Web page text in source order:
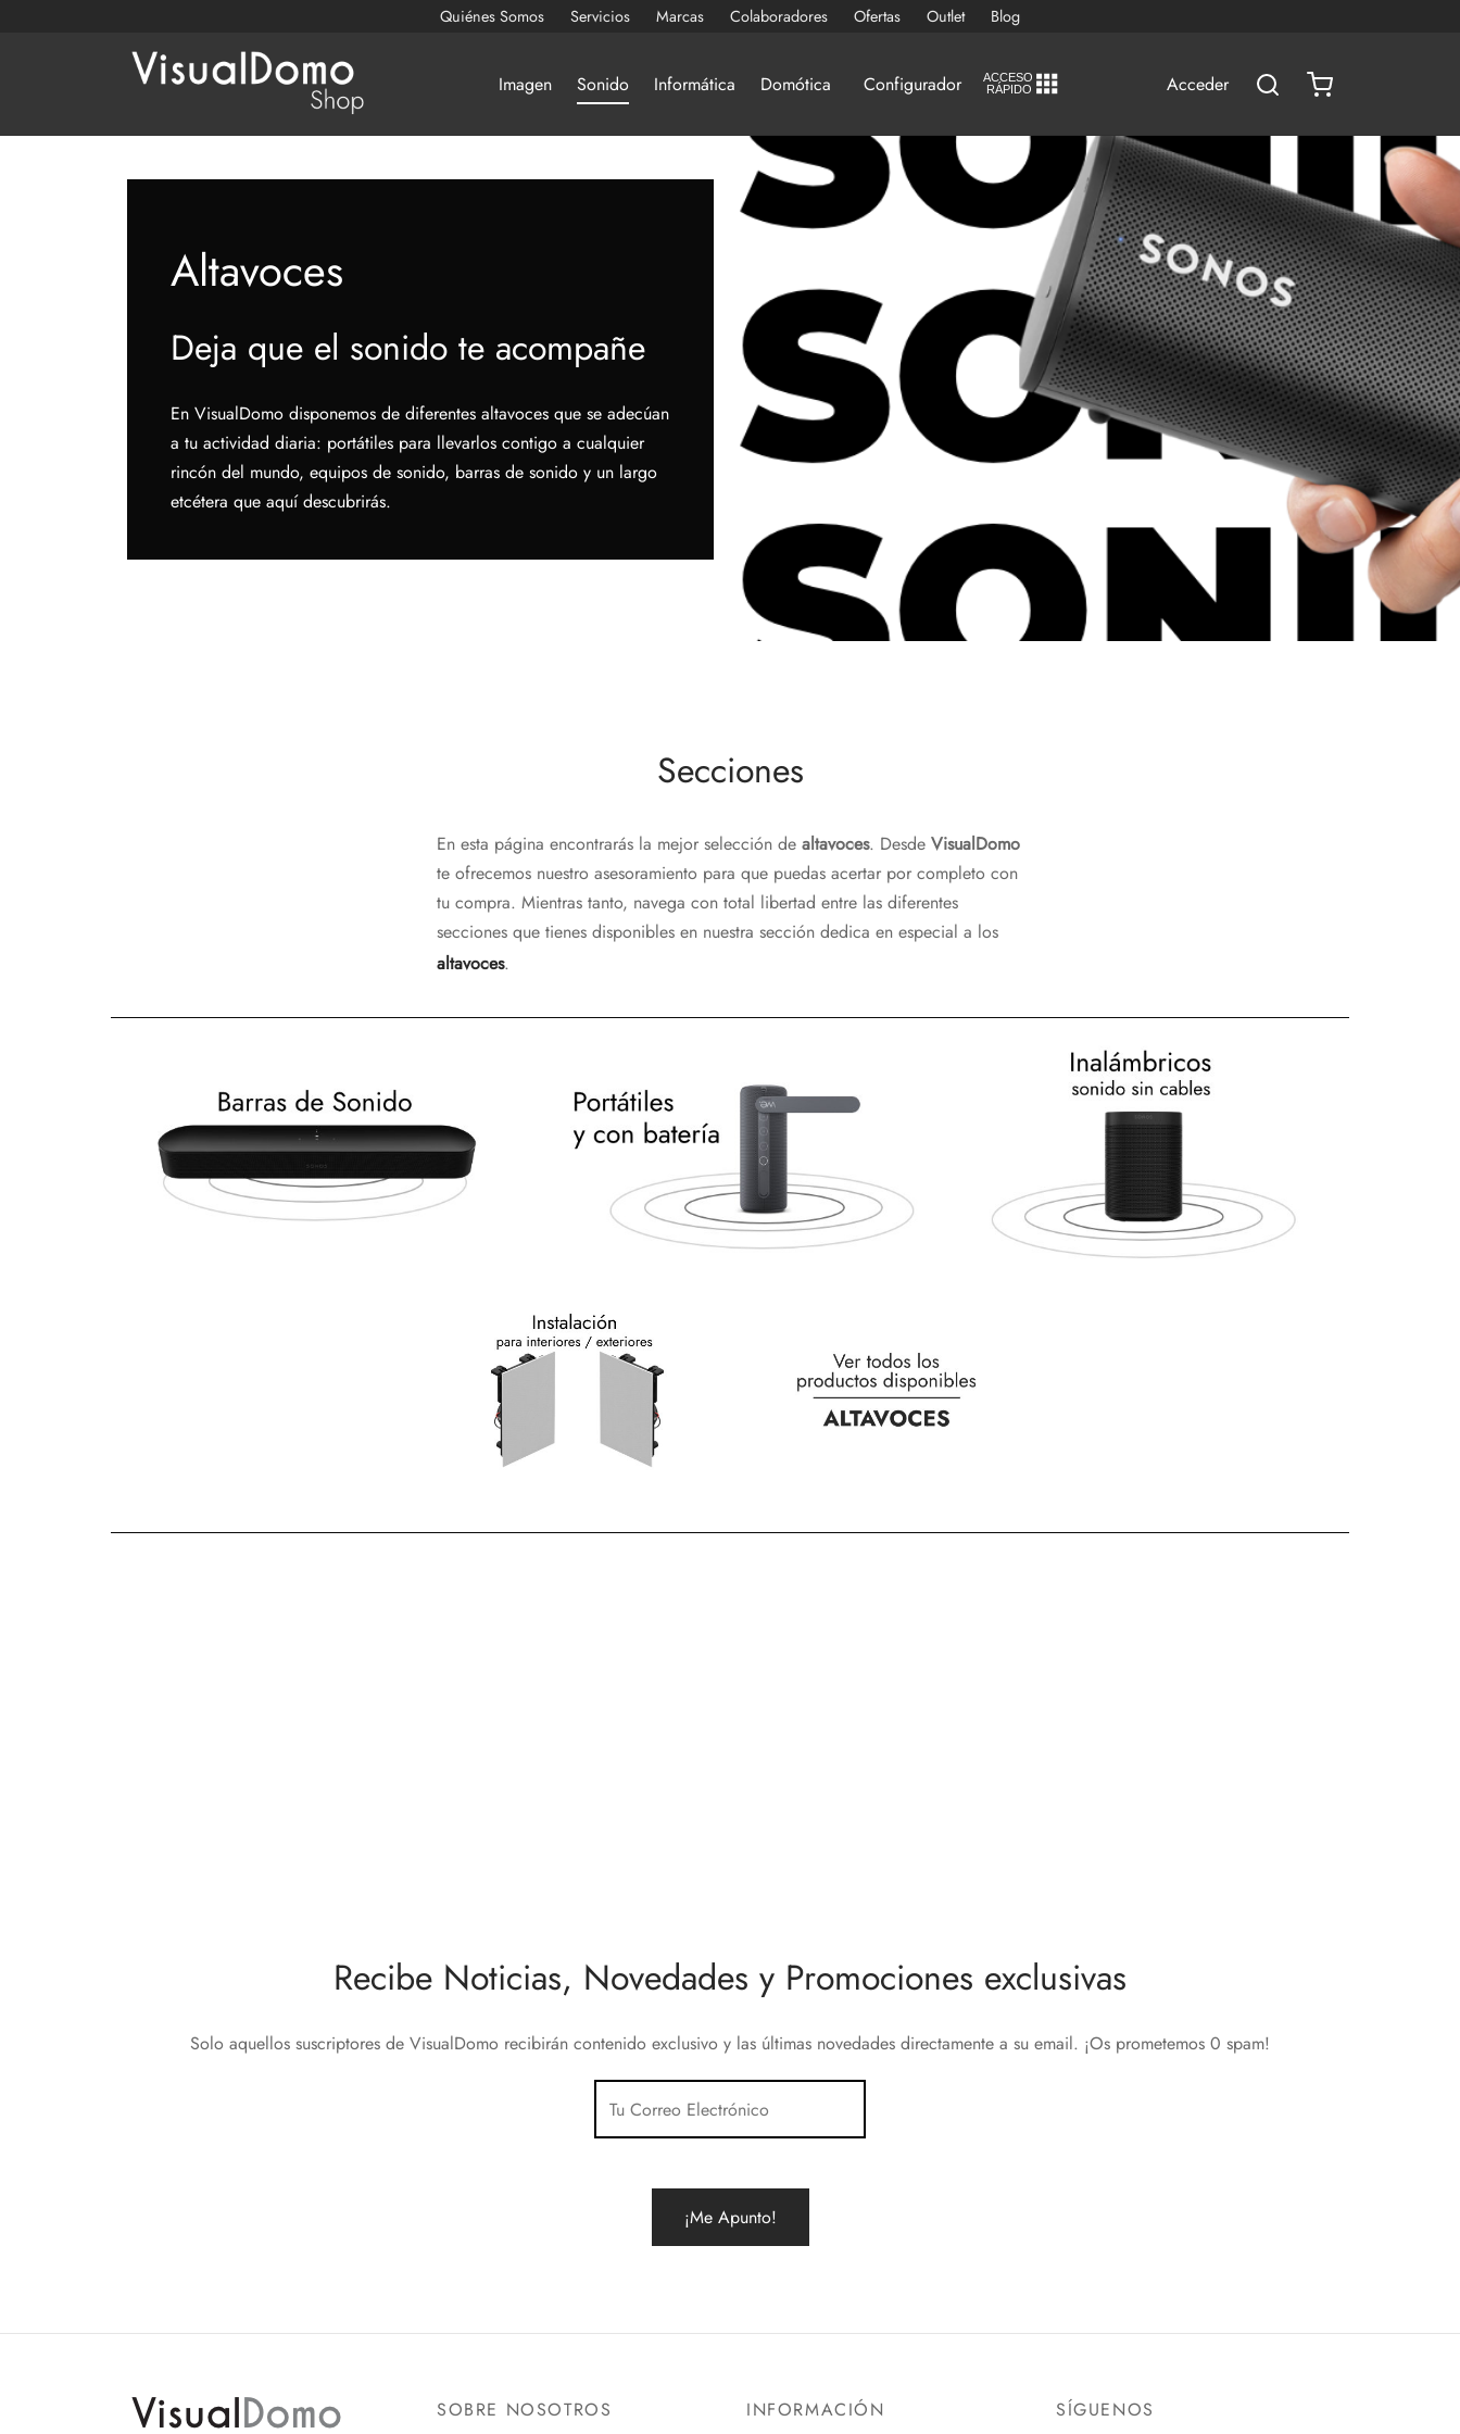
Quiénes Somos Servicios Marcas Colaboradores Ofertas Outlet Blog
Imagen Sonido Informática Domótica Configurador ACCESO
RÁPIDO Acceder
Altavoces
Deja que el sonido te acompañe
En VisualDomo disponemos de diferentes altavoces que se adecúan
a tu actividad diaria: portátiles para llevarlos contigo a cualquier
rincón del mundo, equipos de sonido, barras de sonido y un largo
etcétera que aquí descubrirás.
Secciones
En esta página encontrarás la mejor selección de altavoces. Desde VisualDomo
te ofrecemos nuestro asesoramiento para que puedas acertar por completo con
tu compra. Mientras tanto, navega con total libertad entre las diferentes
secciones que tienes disponibles en nuestra sección dedica en especial a los
altavoces.
Recibe Noticias, Novedades y Promociones exclusivas
Solo aquellos suscriptores de VisualDomo recibirán contenido exclusivo y las últimas novedades directamente a su email. ¡Os prometemos 0 spam!
SOBRE NOSOTROS INFORMACIÓN SÍGUENOS